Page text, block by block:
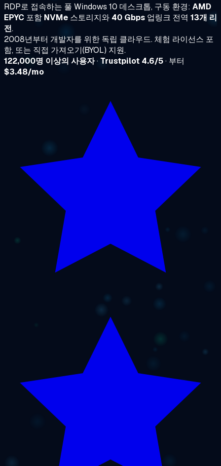
RDP로 접속하는 풀 Windows 10 데스크톱, 구동 환경: AMD
EPYC 포함 NVMe 스토리지와 40 Gbps 업링크 전역 13개 리
전.
2008년부터 개발자를 위한 독립 클라우드. 체험 라이선스 포
함, 또는 직접 가져오기(BYOL) 지원.
122,000명 이상의 사용자· Trustpilot 4.6/5· 부터
$3.48/mo